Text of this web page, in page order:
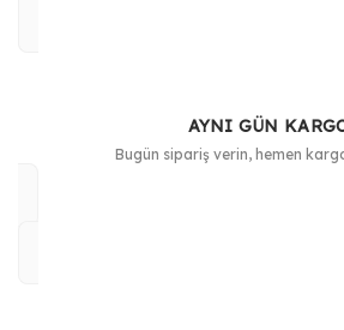
AYNI GÜN
Bugün sipariş verin, hemen